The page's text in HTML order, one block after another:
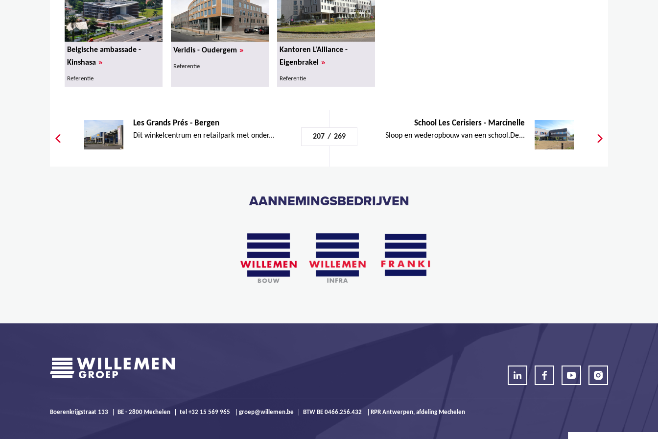
Belgische ambassade -
Kinshasa »
Referentie
Veridis - Oudergem »
Referentie
Kantoren L'Alliance -
Eigenbrakel »
Referentie
Les Grands Prés - Bergen
Dit winkelcentrum en retailpark met onder... 207 / 269
School Les Cerisiers - Marcinelle
Sloop en wederopbouw van een school.De...
AANNEMINGSBEDRIJVEN
Boerenkrijgstraat 133 BE - 2800 Mechelen tel +32 15 569 965 groep@willemen.be BTW BE 0466.256.432 RPR Antwerpen, afdeling Mechelen